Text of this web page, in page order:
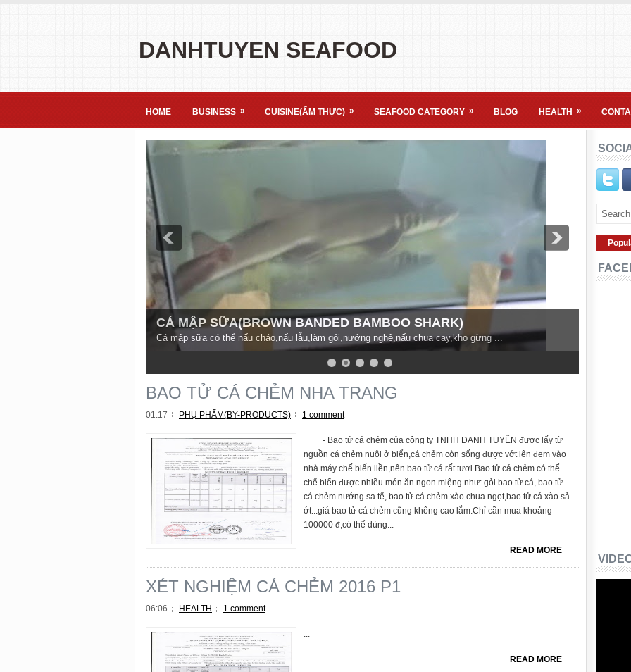
DANHTUYEN SEAFOOD
HOME BUSINESS » CUISINE(ẨM THỰC) » SEAFOOD CATEGORY » BLOG HEALTH »
CÁ MẬP SỮA(BROWN BANDED BAMBOO SHARK)
Cá mập sữa có thể nấu cháo,nấu lẫu,làm gỏi,nướng nghệ,nấu chua cay,kho gừng ...
BAO TỬ CÁ CHẺM NHA TRANG
01:17 PHỤ PHẨM(BY-PRODUCTS) 1 comment
- Bao tử cá chẻm của công ty TNHH DANH TUYẾN được lấy từ
nguồn cá chẻm nuôi ở biển,cá chẻm còn sống được vớt lên đem vào
nhà máy chế biến liền,nên bao tử cá rất tươi.Bao tử cá chẻm có thể
chế biến được nhiều món ăn ngon miệng như: gỏi bao tử cá, bao tử
cá chẻm nướng sa tế, bao tử cá chẻm xào chua ngọt,bao tử cá xào sả
ớt...giá bao tử cá chẻm cũng không cao lắm.Chỉ cần mua khoảng
100000 đ,có thể dùng...
READ MORE
XÉT NGHIỆM CÁ CHẺM 2016 P1
06:06 HEALTH 1 comment
...
READ MORE